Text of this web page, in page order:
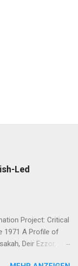
Led
Project: Critical
1971 A Profile of
Deir Ezzor,